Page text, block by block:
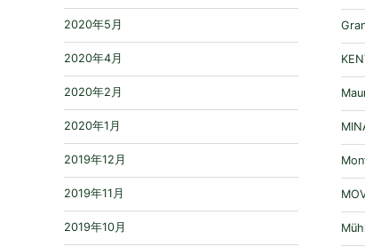
2020年5月
2020年4月
2020年2月
2020年1月
2019年12月
2019年11月
2019年10月